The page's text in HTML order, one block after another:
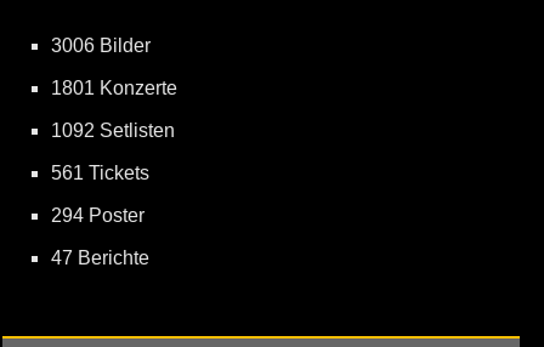
3006 Bilder
1801 Konzerte
1092 Setlisten
561 Tickets
294 Poster
47 Berichte